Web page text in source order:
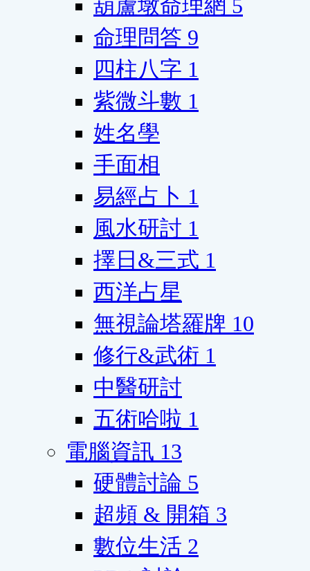
葫蘆墩命理網 5
命理問答 9
四柱八字 1
紫微斗數 1
姓名學
手面相
易經占卜 1
風水研討 1
擇日&三式 1
西洋占星
無視論塔羅牌 10
修行&武術 1
中醫研討
五術哈啦 1
電腦資訊 13
硬體討論 5
超頻 & 開箱 3
數位生活 2